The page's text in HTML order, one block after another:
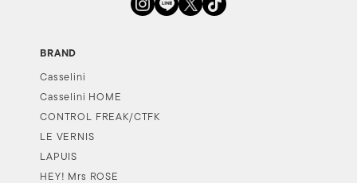
BRAND
Casselini
Casselini HOME
CONTROL FREAK/CTFK
LE VERNIS
LAPUIS
HEY! Mrs ROSE